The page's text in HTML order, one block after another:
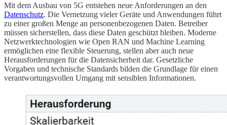
Mit dem Ausbau von 5G entstehen neue Anforderungen an den
Datenschutz. Die Vernetzung vieler Geräte und Anwendungen führt
zu einer großen Menge an personenbezogenen Daten. Betreiber
müssen sicherstellen, dass diese Daten geschützt bleiben. Moderne
Netzwerktechnologien wie Open RAN und Machine Learning
ermöglichen eine flexible Steuerung, stellen aber auch neue
Herausforderungen für die Datensicherheit dar. Gesetzliche
Vorgaben und technische Standards bilden die Grundlage für einen
verantwortungsvollen Umgang mit sensiblen Informationen.